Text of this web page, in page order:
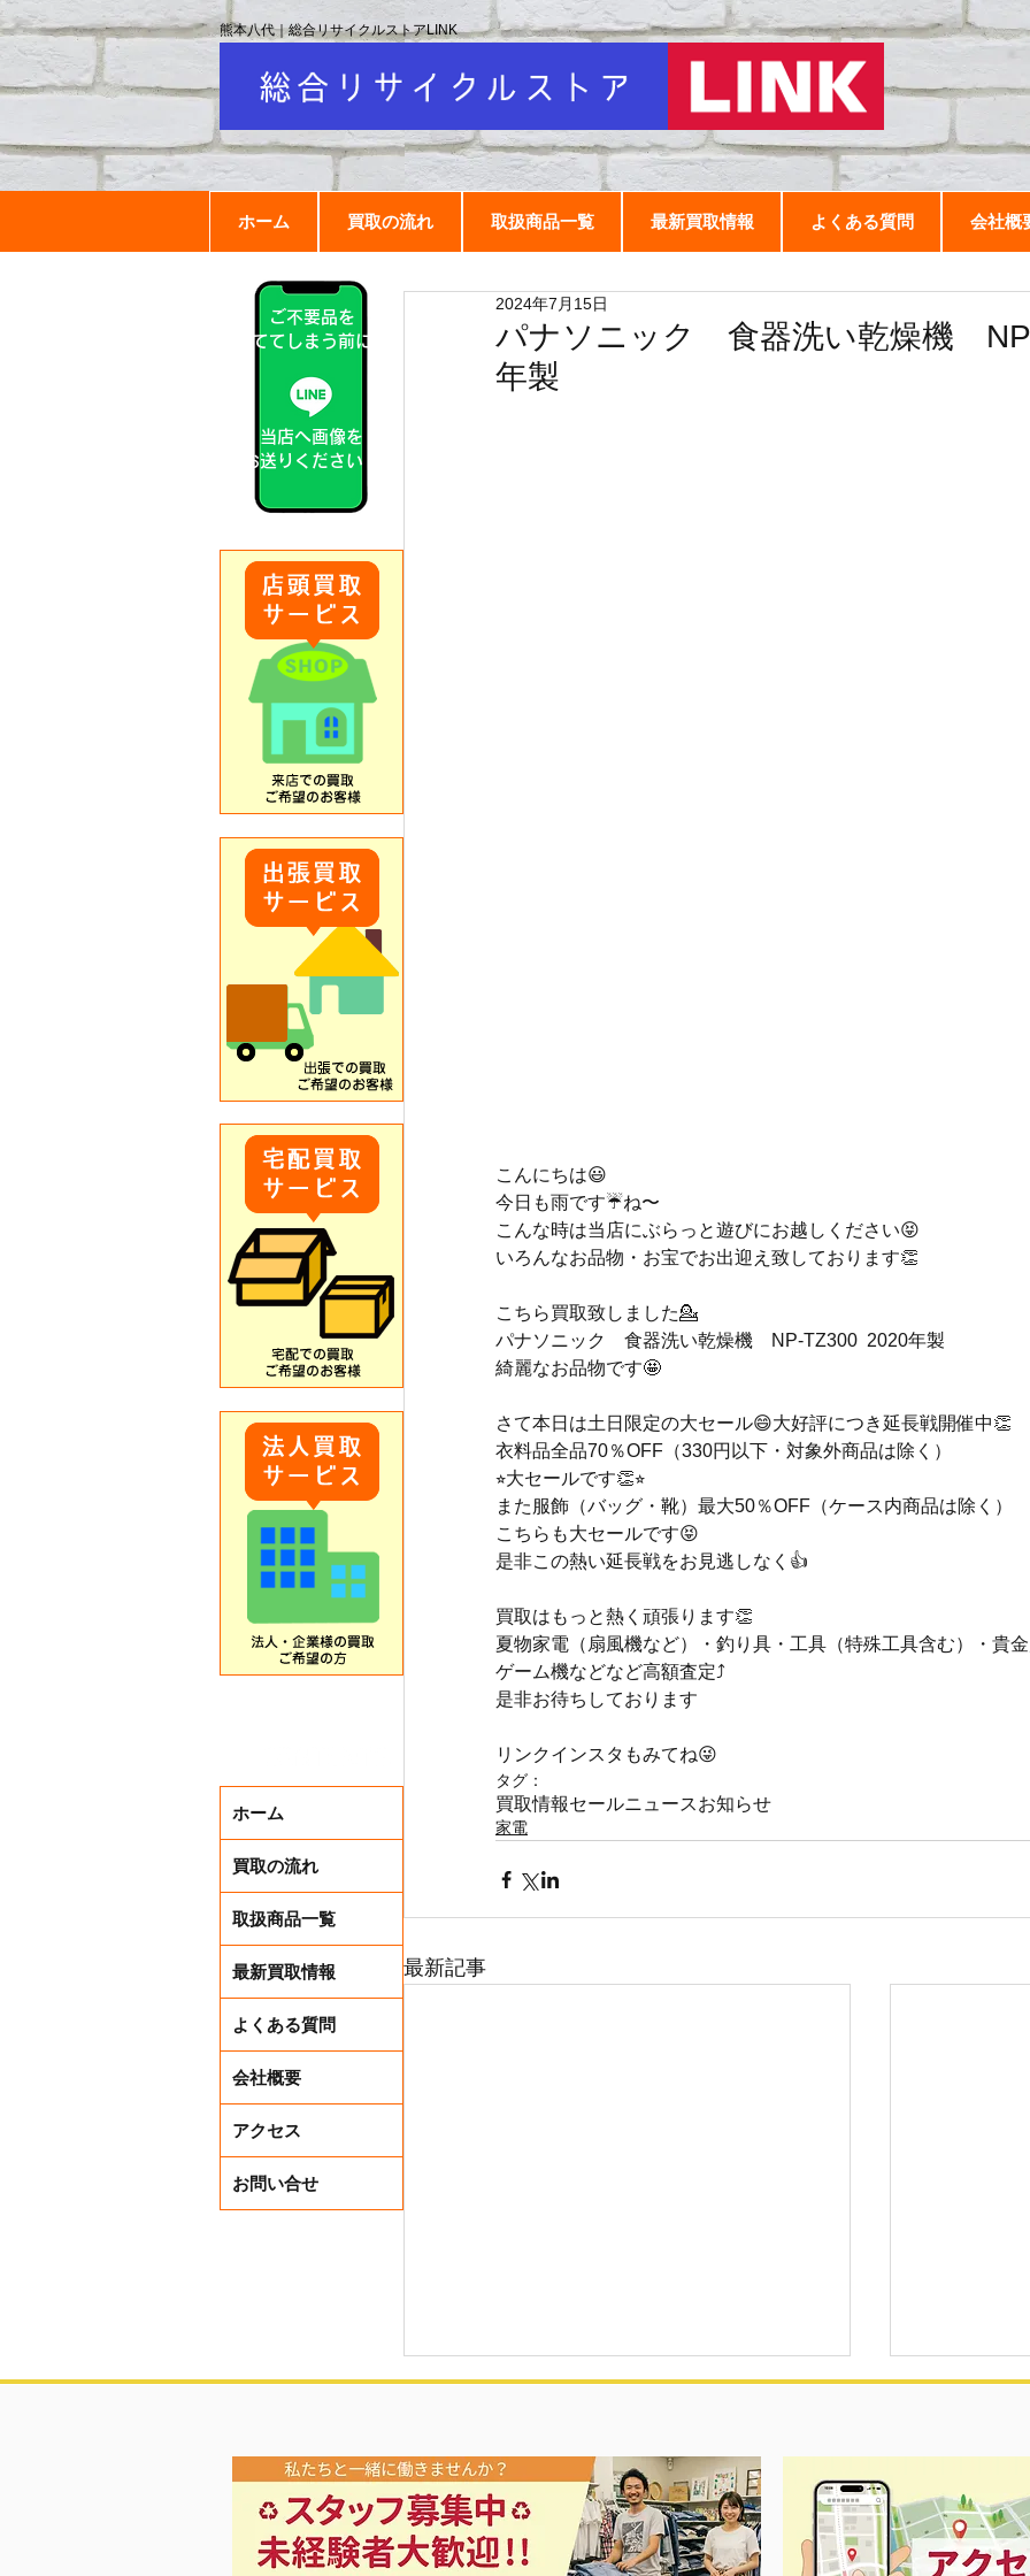
ホーム 買取の流れ 取扱商品一覧 最新買取情報 よくある質問 会社概
熊本八代｜総合リサイクルストアLINK
パナソニック 食器洗い乾燥機
年製
2024年7月15日
こんにちは😃
今日も雨です☔ね〜
こんな時は当店にぶらっと遊びにお越しください😝
いろんなお品物・お宝でお出迎え致しております👏
こちら買取致しました💁
パナソニック　食器洗い乾燥機　NP-TZ300  2020年製
綺麗なお品物です🤩
さて本日は土日限定の大セール😄大好評につき延長戦開催中👏
衣料品全品70％OFF（330円以下・対象外商品は除く）
⭐︎大セールです👏⭐︎
また服飾（バッグ・靴）最大50％OFF（ケース内商品は除く）
こちらも大セールです😝
是非この熱い延長戦をお見逃しなく👍
買取はもっと熱く頑張ります👏
夏物家電（扇風機など）・釣り具・工具（特殊工具含む）・貴
ゲーム機などなど高額査定⤴️
是非お待ちしております
リンクインスタもみてね😜
タグ：
買取情報セールニュースお知らせ
家電
最新記事
ホーム
買取の流れ
取扱商品一覧
最新買取情報
よくある質問
会社概要
アクセス
お問い合せ
ご不要品を
捨ててしまう前に！
当店へ画像を
お送りください！